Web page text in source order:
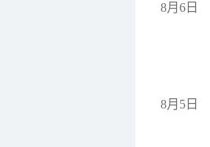
8月6日
8月5日